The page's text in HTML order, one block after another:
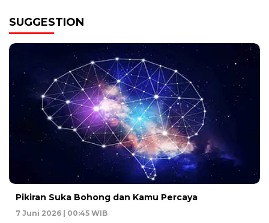
SUGGESTION
Pikiran Suka Bohong dan Kamu Percaya
7 Juni 2026 | 00:45 WIB